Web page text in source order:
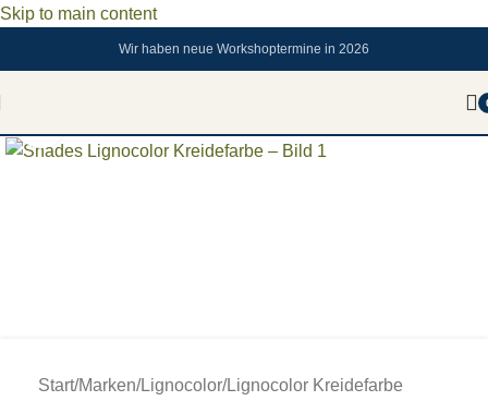
Skip to main content
Wir haben neue Workshoptermine in 2026
Start/Marken/Lignocolor/Lignocolor Kreidefarbe